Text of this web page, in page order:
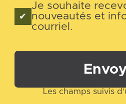
Je souhaite
nouveautés et
courriel.
Les champs suivis